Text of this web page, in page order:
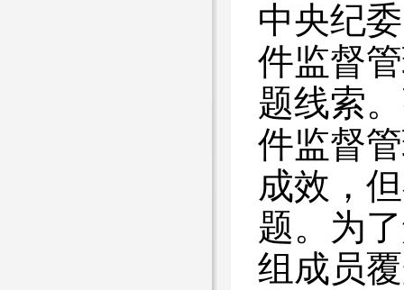
中央纪
件监督
题线索
件监督
成效，
题。为
组成员